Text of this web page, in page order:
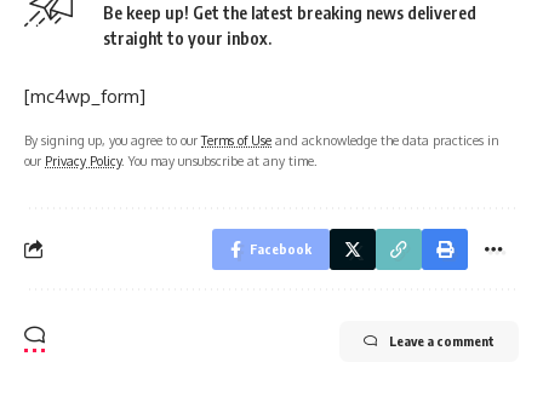
Be keep up! Get the latest breaking news delivered
straight to your inbox.
[mc4wp_form]
By signing up, you agree to ourTerms of Use and acknowledge the data practices in
our Privacy Policy. You may unsubscribe at any time.
Facebook
Leave a comment